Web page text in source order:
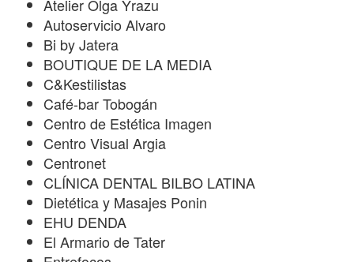
Atelier Olga Yrazu
Autoservicio Alvaro
Bi by Jatera
BOUTIQUE DE LA MEDIA
C&Kestilistas
Café-bar Tobogán
Centro de Estética Imagen
Centro Visual Argia
Centronet
CLÍNICA DENTAL BILBO LATINA
Dietética y Masajes Ponin
EHU DENDA
El Armario de Tater